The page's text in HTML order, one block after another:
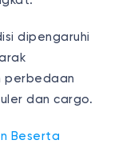
dipengaruhi
perbedaan
dan cargo.
Beserta